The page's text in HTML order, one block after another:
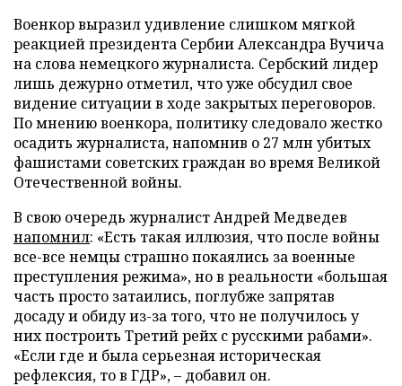
Военкор выразил удивление слишком мягкой
реакцией президента Сербии Александра Вучича
на слова немецкого журналиста. Сербский лидер
лишь дежурно отметил, что уже обсудил свое
видение ситуации в ходе закрытых переговоров.
По мнению военкора, политику следовало жестко
осадить журналиста, напомнив о 27 млн убитых
фашистами советских граждан во время Великой
Отечественной войны.
В свою очередь журналист Андрей Медведев
напомнил: «Есть такая иллюзия, что после войны
все-все немцы страшно покаялись за военные
преступления режима», но в реальности «большая
часть просто затаились, поглубже запрятав
досаду и обиду из-за того, что не получилось у
них построить Третий рейх с русскими рабами».
«Если где и была серьезная историческая
рефлексия, то в ГДР», – добавил он.